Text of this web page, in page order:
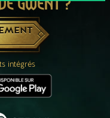
GWENT ?
intégrés